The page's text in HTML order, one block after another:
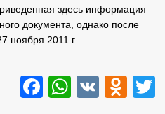
здесь информация
документа, однако после
ноября 2011 г.
Facebook
VK